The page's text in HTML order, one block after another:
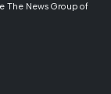
The News Group of